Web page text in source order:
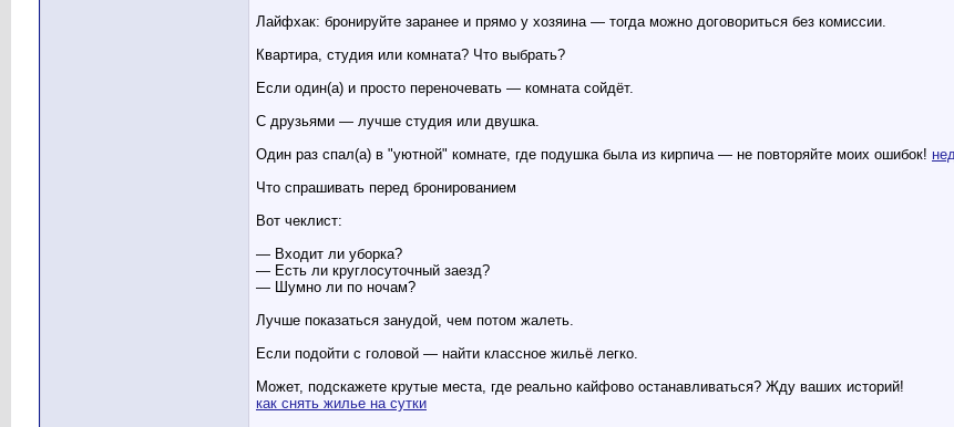
Лайфхак: бронируйте заранее и прямо у хозяина — тогда можно договориться без комиссии.
Квартира, студия или комната? Что выбрать?
Если один(а) и просто переночевать — комната сойдёт.
С друзьями — лучше студия или двушка.
Один раз спал(а) в "уютной" комнате, где подушка была из кирпича — не повторяйте моих ошибок!
Что спрашивать перед бронированием
Вот чеклист:
— Входит ли уборка?
— Есть ли круглосуточный заезд?
— Шумно ли по ночам?
Лучше показаться занудой, чем потом жалеть.
Если подойти с головой — найти классное жильё легко.
Может, подскажете крутые места, где реально кайфово останавливаться? Жду ваших историй!
как снять жилье на сутки